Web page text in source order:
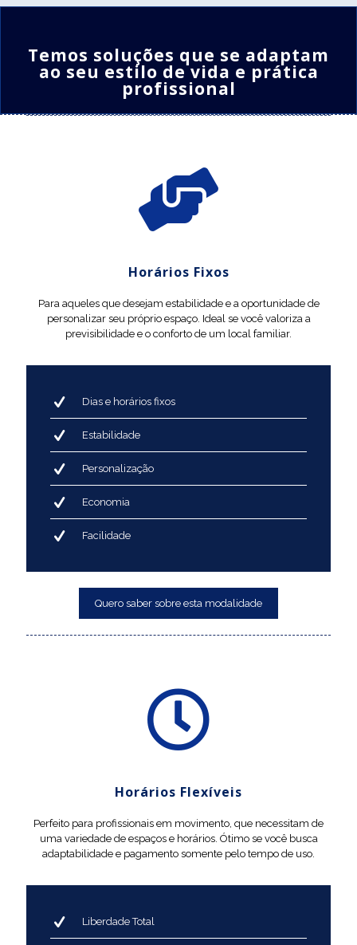
Temos soluções que se adaptam
ao seu estilo de vida e prática
profissional
Horários Fixos
Para aqueles que desejam estabilidade e a oportunidade de
personalizar seu próprio espaço. Ideal se você valoriza a
previsibilidade e o conforto de um local familiar.
Dias e horários fixos
Estabilidade
Personalização
Economia
Facilidade
Quero saber sobre esta modalidade
Horários Flexíveis
Perfeito para profissionais em movimento, que necessitam de
uma variedade de espaços e horários. Ótimo se você busca
adaptabilidade e pagamento somente pelo tempo de uso.
Liberdade Total